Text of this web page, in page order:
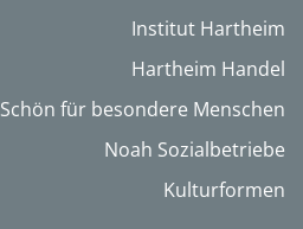
Institut Hartheim
Hartheim Handel
Schön für besondere Menschen
Noah Sozialbetriebe
Kulturformen